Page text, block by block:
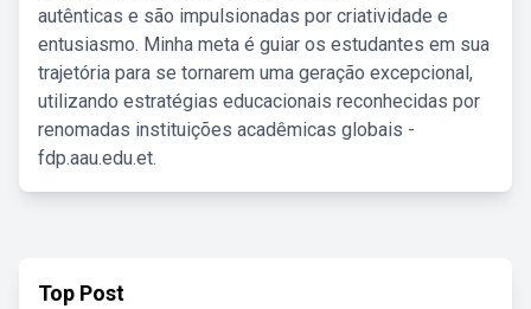
autênticas e são impulsionadas por criatividade e
entusiasmo. Minha meta é guiar os estudantes em sua
trajetória para se tornarem uma geração excepcional,
utilizando estratégias educacionais reconhecidas por
renomadas instituições acadêmicas globais -
fdp.aau.edu.et.
Top Post